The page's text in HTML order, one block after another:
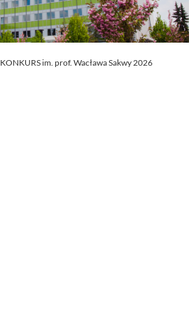
KONKURS im. prof. Wacława Sakwy 2026